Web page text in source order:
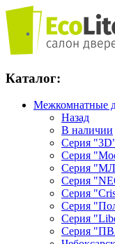
Каталог:
Межкомнатные
Назад
В наличии
Серия
Серия
Серия
Серия
Серия
Серия
Серия
Серия